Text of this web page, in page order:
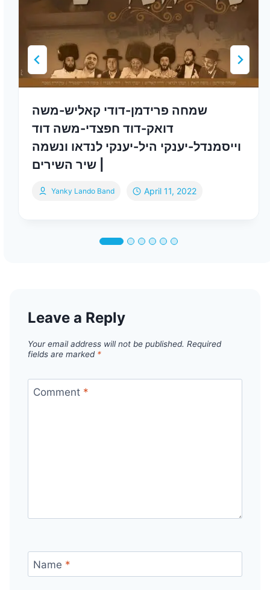
שמחה פרידמן-דודי קאליש-משה
דואק-דוד חפצדי-משה דוד
וייסמנדל-יענקי היל-יענקי לנדאו ונשמה
| שיר השירים
Yanky Lando Band April 11, 2022
Leave a Reply
Your email address will not be published. Required
fields are marked *
Comment *
Name *